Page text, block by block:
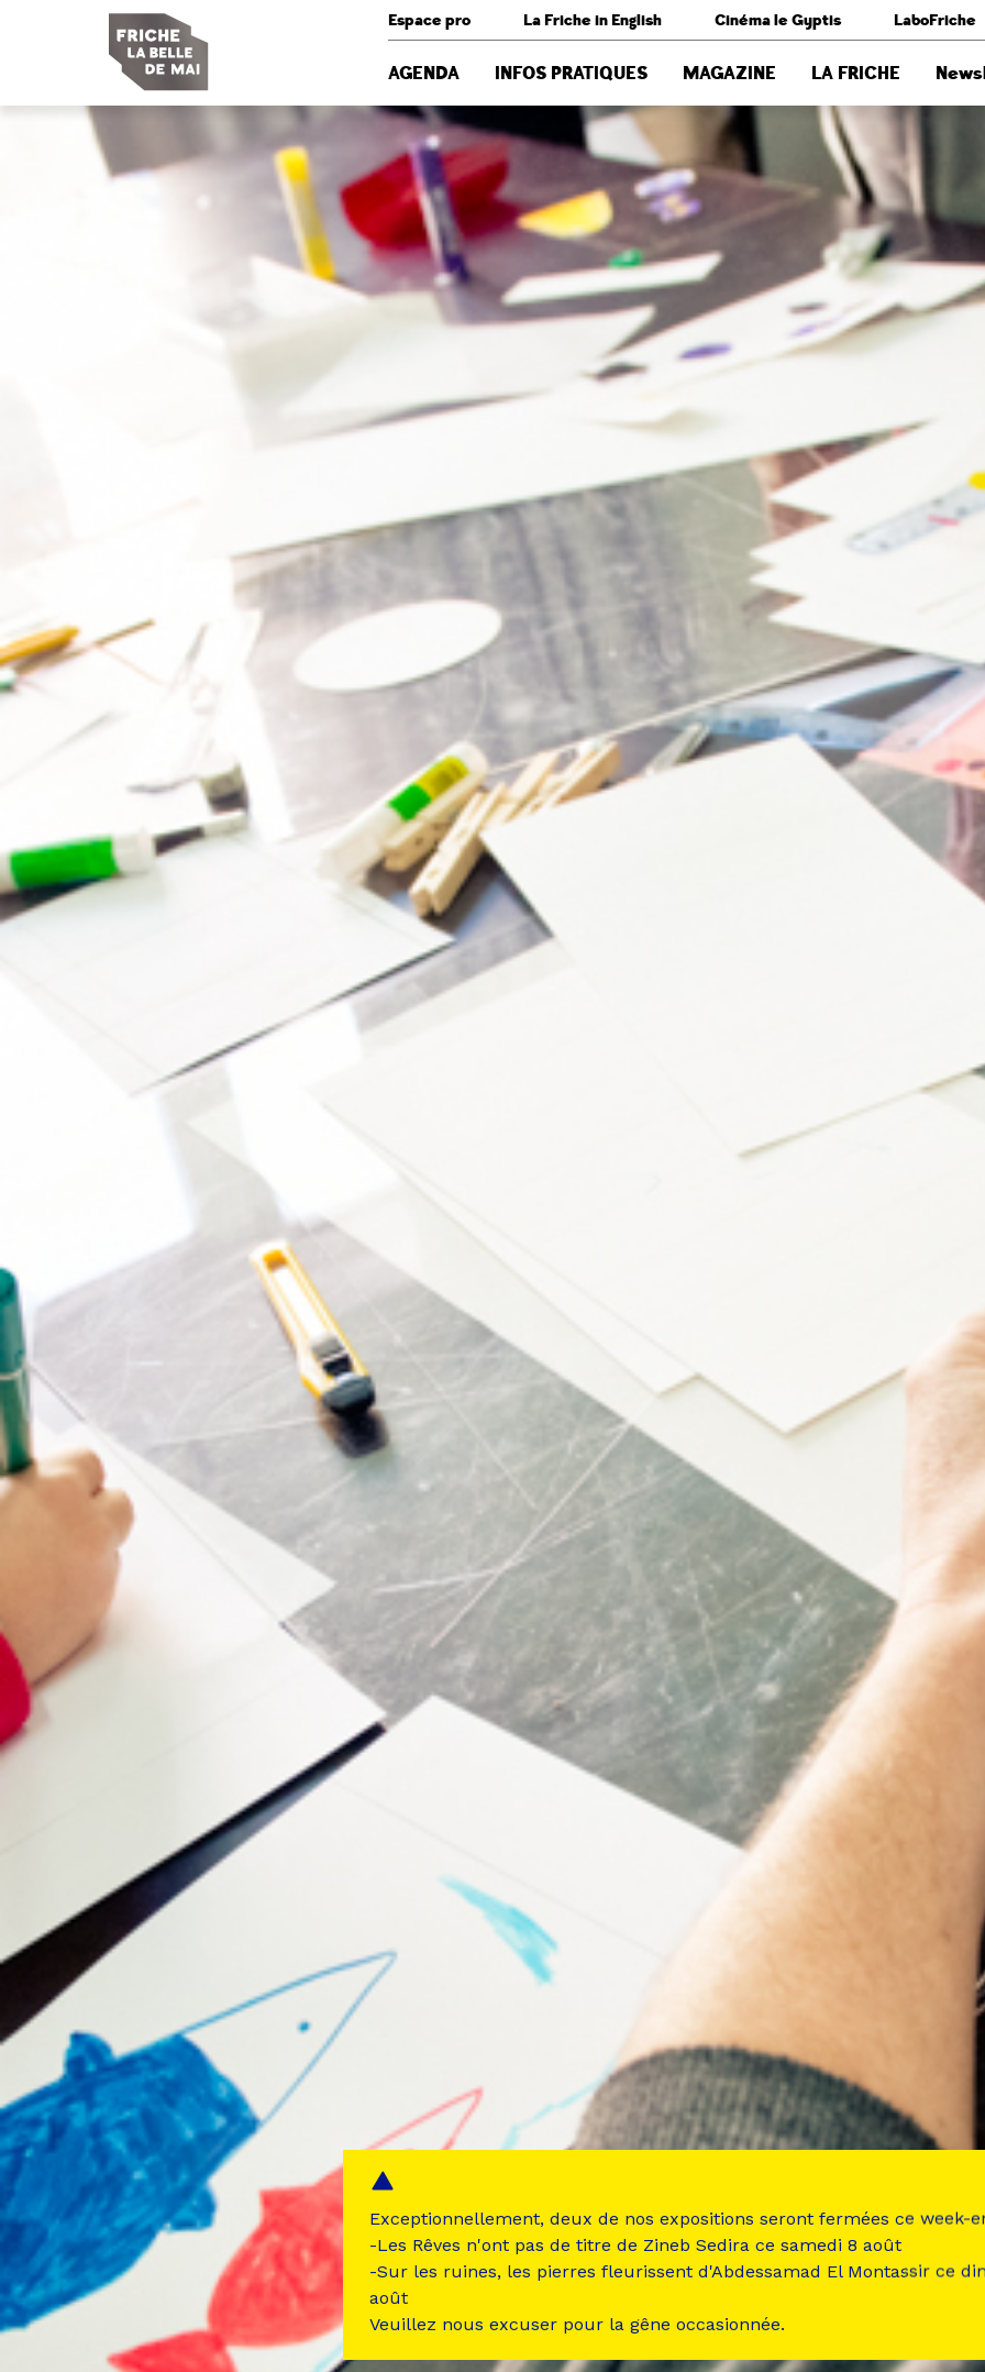
Espace pro La Friche in English Cinéma le Gyptis LaboFriche
AGENDA INFOS PRATIQUES MAGAZINE LA FRICHE
Exceptionnellement, deux de nos expositions seront fermées ce week-
-Les Rêves n'ont pas de titre de Zineb Sedira ce samedi 8 août
-Sur les ruines, les pierres fleurissent d'Abdessamad El Montassir ce
août
Veuillez nous excuser pour la gêne occasionnée.
Panneau de gestion des cookies